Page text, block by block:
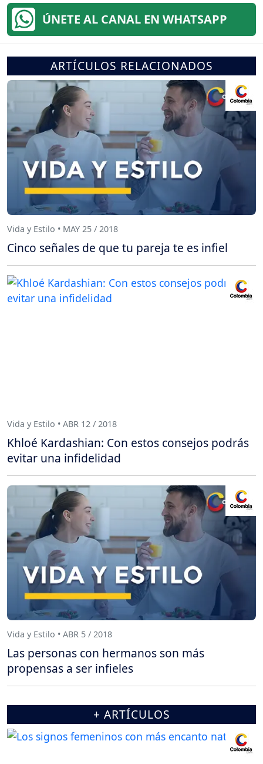
ÚNETE AL CANAL EN WHATSAPP
ARTÍCULOS RELACIONADOS
Vida y Estilo • MAY 25 / 2018
Cinco señales de que tu pareja te es infiel
Vida y Estilo • ABR 12 / 2018
Khloé Kardashian: Con estos consejos podrás
evitar una infidelidad
Vida y Estilo • ABR 5 / 2018
Las personas con hermanos son más
propensas a ser infieles
+ ARTÍCULOS